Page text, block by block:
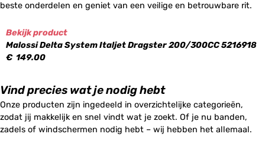
beste onderdelen en geniet van een veilige en betrouwbare rit.
Bekijk product
Malossi Delta System Italjet Dragster 200/300CC 5216918
€ 149.00
Vind precies wat je nodig hebt
Onze producten zijn ingedeeld in overzichtelijke categorieën,
zodat jij makkelijk en snel vindt wat je zoekt. Of je nu banden,
zadels of windschermen nodig hebt – wij hebben het allemaal.